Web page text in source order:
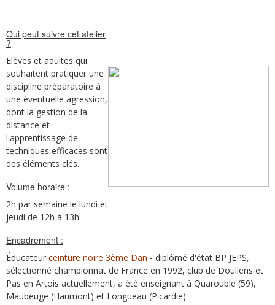
Qui peut suivre cet atelier
?
Elèves et adultes qui
souhaitent pratiquer une
discipline préparatoire à
une éventuelle agression,
dont la gestion de la
distance et
l'apprentissage de
techniques efficaces sont
des éléments clés.
Volume horaire :
2h par semaine le lundi et
jeudi de 12h à 13h.
Encadrement :
Éducateur ceinture noire 3ème Dan - diplômé d'état BP JEPS,
sélectionné championnat de France en 1992, club de Doullens et
Pas en Artois actuellement, a été enseignant à Quarouble (59),
Maubeuge (Haumont) et Longueau (Picardie)